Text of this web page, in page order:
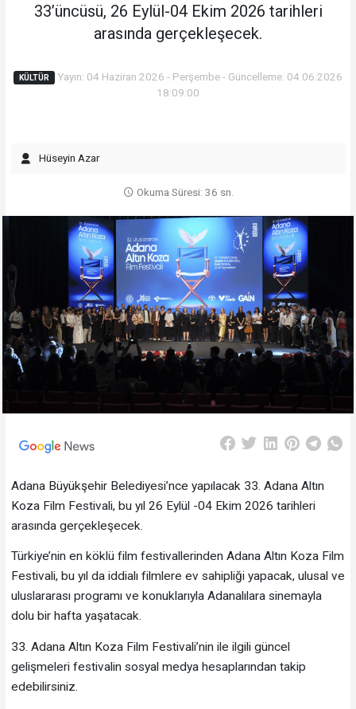
33’üncüsü, 26 Eylül-04 Ekim 2026 tarihleri
arasında gerçekleşecek.
KÜLTÜR
Yayın: 04 Haziran 2026 - Perşembe - Güncelleme: 04.06.2026
18:09:00
Hüseyin Azar
Okuma Süresi: 36 sn.
Adana Büyükşehir Belediyesi’nce yapılacak 33. Adana Altın
Koza Film Festivali, bu yıl 26 Eylül -04 Ekim 2026 tarihleri
arasında gerçekleşecek.
Türkiye’nin en köklü film festivallerinden Adana Altın Koza Film
Festivali, bu yıl da iddialı filmlere ev sahipliği yapacak, ulusal ve
uluslararası programı ve konuklarıyla Adanalılara sinemayla
dolu bir hafta yaşatacak.
33. Adana Altın Koza Film Festivali’nin ile ilgili güncel
gelişmeleri festivalin sosyal medya hesaplarından takip
edebilirsiniz.